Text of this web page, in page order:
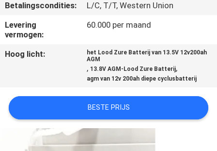
NIEUWS
GEVALLEN
PRIVACY
POLICY
Betalingscondities:
L/C, T/T, Western Union
Levering
vermogen:
60.000 per maand
Hoog licht:
het Lood Zure Batterij van 13.5V 12v200ah
AGM
, 13.8V AGM-Lood Zure Batterij,
agm van 12v 200ah diepe cyclusbatterij
BESTE PRIJS